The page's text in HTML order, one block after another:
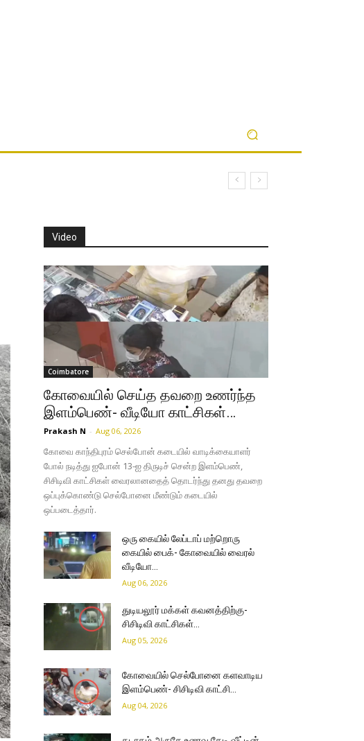
Video
Coimbatore
கோவையில் செய்த தவறை உணர்ந்த
இளம்பெண்- வீடியோ காட்சிகள்…
Prakash N - Aug 06, 2026
கோவை காந்திபுரம் செல்போன் கடையில் வாடிக்கையாளர்
போல் நடித்து ஐபோன் 13-ஐ திருடிச் சென்ற இளம்பெண்,
சிசிடிவி காட்சிகள் வைரலானதைத் தொடர்ந்து தனது தவறை
ஒப்புக்கொண்டு செல்போனை மீண்டும் கடையில்
ஒப்படைத்தார்.
ஒரு கையில் லேப்டாப் மற்றொரு
கையில் பைக்- கோவையில் வைரல்
வீடியோ…
Aug 06, 2026
துடியலூர் மக்கள் கவனத்திற்கு-
சிசிடிவி காட்சிகள்…
Aug 05, 2026
கோவையில் செல்போனை களவாடிய
இளம்பெண்- சிசிடிவி காட்சி…
Aug 04, 2026